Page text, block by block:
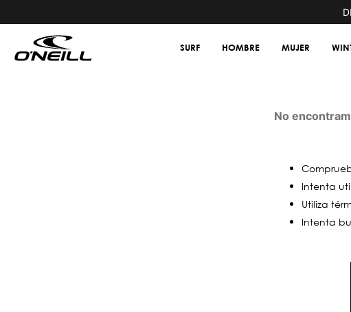
SURF HOMBRE MUJER
No
Intenta
Utiliza
Intenta